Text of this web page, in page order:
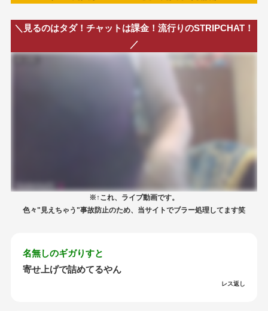
＼見るのはタダ！チャットは課金！流行りのSTRIPCHAT！
／
※↑これ、ライブ動画です。
色々"見えちゃう"事故防止のため、当サイトでブラー処理してます笑
名無しのギガりすと
寄せ上げで詰めてるやん
レス返し